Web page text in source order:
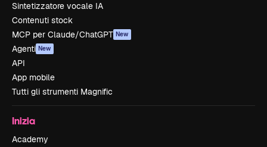
Sintetizzatore vocale IA
Contenuti stock
MCP per Claude/ChatGPT New
Agenti New
API
App mobile
Tutti gli strumenti Magnific
Inizia
Academy